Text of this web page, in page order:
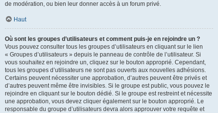
de modération, ou bien leur donner accès à un forum privé.
Haut
Où sont les groupes d’utilisateurs et comment puis-je en rejoindre un ?
Vous pouvez consulter tous les groupes d’utilisateurs en cliquant sur le lien
« Groupes d’utilisateurs » depuis le panneau de contrôle de l’utilisateur. Si
vous souhaitez en rejoindre un, cliquez sur le bouton approprié. Cependant,
tous les groupes d’utilisateurs ne sont pas ouverts aux nouvelles adhésions.
Certains peuvent nécessiter une approbation, d’autres peuvent être privés et
d’autres peuvent même être invisibles. Si le groupe est public, vous pouvez le
rejoindre en cliquant sur le bouton dédié. Si le groupe est restreint et nécessite
une approbation, vous devez cliquer également sur le bouton approprié. Le
responsable du groupe d’utilisateurs devra alors approuver votre requête et